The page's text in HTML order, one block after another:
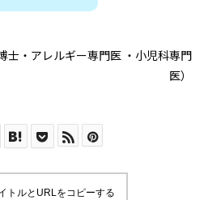
士・アレルギー専門医 ・小児科専門
医）
トルとURLをコピーする